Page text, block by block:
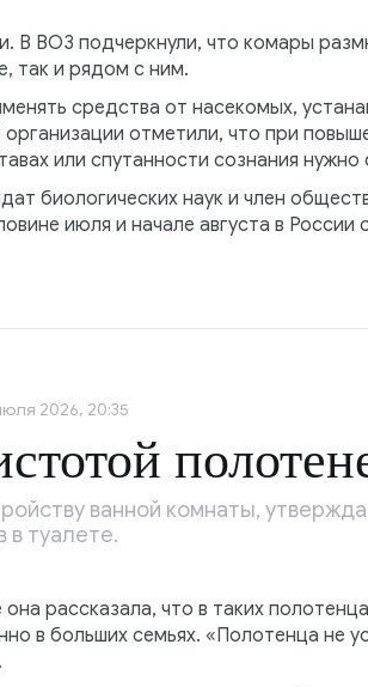
ВОЗ подчеркнули, что комары
так и рядом с ним.
средства от насекомых,
отметили, что при
или спутанности сознания нужно
биологических наук и член
июля и начале августа в России
2026, 20:35
ванной комнаты,
в туалете.
она рассказала, что в таких
в больших семьях. «Полотенца не